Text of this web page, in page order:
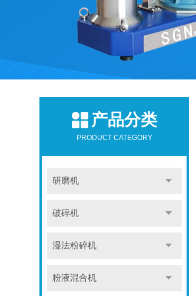
产品分类
PRODUCT CATEGORY
研磨机
破碎机
湿法粉碎机
粉液混合机